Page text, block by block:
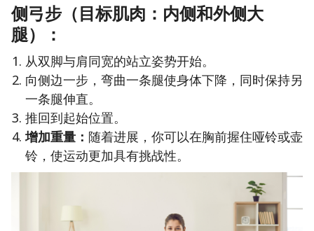
侧弓步（目标肌肉：内侧和外侧大
腿）：
从双脚与肩同宽的站立姿势开始。
向侧边一步，弯曲一条腿使身体下降，同时保持另
一条腿伸直。
推回到起始位置。
增加重量： 随着进展，你可以在胸前握住哑铃或壶
铃，使运动更加具有挑战性。